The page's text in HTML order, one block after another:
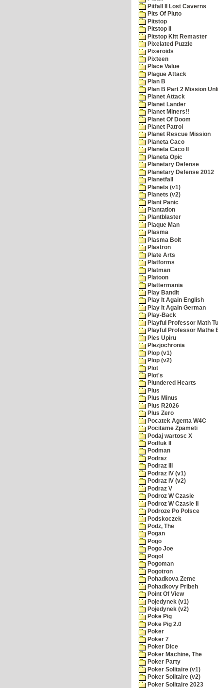
Pitfall II Lost Caverns
Pits Of Pluto
Pitstop
Pitstop II
Pitstop Kitt Remaster
Pixelated Puzzle
Pixeroids
Pixteen
Place Value
Plague Attack
Plan B
Plan B Part 2 Mission
Planet Attack
Planet Lander
Planet Miners!!
Planet Of Doom
Planet Patrol
Planet Rescue Mission
Planeta Caco
Planeta Caco II
Planeta Opic
Planetary Defense
Planetary Defense 2012
Planetfall
Planets (v1)
Planets (v2)
Plant Panic
Plantation
Plantblaster
Plaque Man
Plasma
Plasma Bolt
Plastron
Plate Arts
Platforms
Platman
Platoon
Plattermania
Play Bandit
Play It Again English
Play It Again German
Play-Back
Playful Professor Math
Playful Professor Mathe
Ples Upiru
Plezjochronia
Plop (v1)
Plop (v2)
Plot
Plot's
Plundered Hearts
Plus
Plus Minus
Plus R2026
Plus Zero
Pocatek Agenta W4C
Pocitame Zpameti
Podaj wartosc X
Podfuk II
Podman
Podraz
Podraz III
Podraz IV (v1)
Podraz IV (v2)
Podraz V
Podroz W Czasie
Podroz W Czasie II
Podroze Po Polsce
Podskoczek
Podz, The
Pogan
Pogo
Pogo Joe
Pogo!
Pogoman
Pogotron
Pohadkova Zeme
Pohadkovy Pribeh
Point Of View
Pojedynek (v1)
Pojedynek (v2)
Poke Pig
Poke Pig 2.0
Poker
Poker 7
Poker Dice
Poker Machine, The
Poker Party
Poker Solitaire (v1)
Poker Solitaire (v2)
Poker Solitaire 2023